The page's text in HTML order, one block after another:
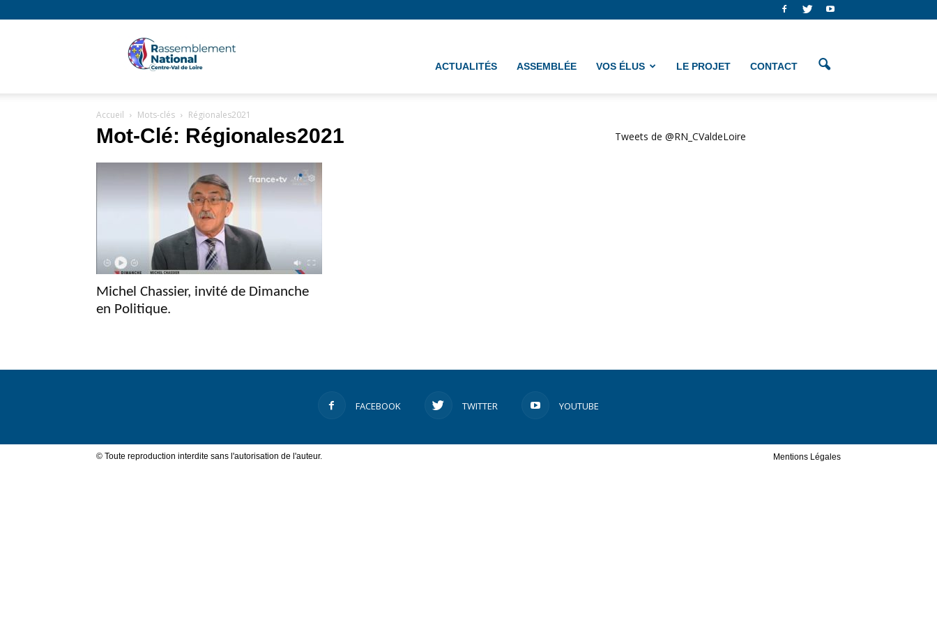
National
Centre
ACTUALITÉS ASSEMBLÉE VOS ÉLUS LE PROJET CONTACT
Accueil Mots-clés Régionales2021
Mot-Clé: Régionales2021
Michel Chassier, invité de Dimanche
en Politique.
Tweets de @RN_CValdeLoire
FACEBOOK TWITTER YOUTUBE
Mentions Légales
© Toute reproduction interdite sans l'autorisation de l'auteur.